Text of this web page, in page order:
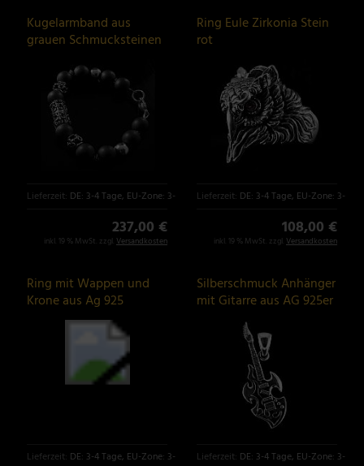
Kugelarmband aus
grauen Schmucksteinen
Lieferzeit: DE: 3-4 Tage, EU-Zone: 3-6 Tage
237,00 €
inkl. 19 % MwSt. zzgl. Versandkosten
Ring Eule Zirkonia Stein
rot
Lieferzeit: DE: 3-4 Tage, EU-Zone: 3-6
108,00 €
inkl. 19 % MwSt. zzgl. Versandkosten
Ring mit Wappen und
Krone aus Ag 925
Sterlingsilber
Lieferzeit: DE: 3-4 Tage, EU-Zone: 3-6 Tage
Silberschmuck Anhänger
mit Gitarre aus AG 925er
Lieferzeit: DE: 3-4 Tage, EU-Zone: 3-6